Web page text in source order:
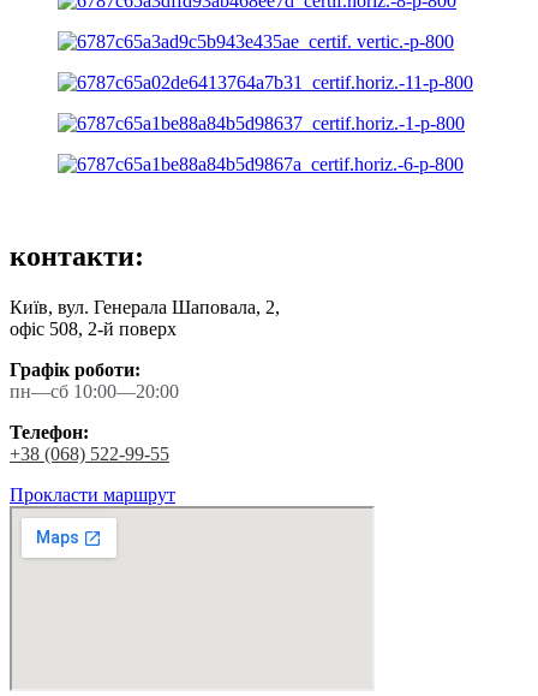
контакти:
Київ, вул. Генерала Шаповала, 2,
офіс 508, 2-й поверх
Графік роботи:
пн—сб 10:00—20:00
Телефон:
+38 (068) 522-99-55
Прокласти маршрут